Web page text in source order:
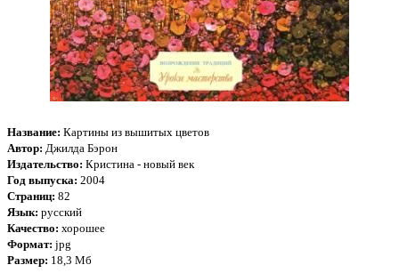
Название: Картины из вышитых цветов
Автор: Джилда Бэрон
Издательство: Кристина - новый век
Год выпуска: 2004
Страниц: 82
Язык: русский
Качество: хорошее
Формат: jpg
Размер: 18,3 Мб